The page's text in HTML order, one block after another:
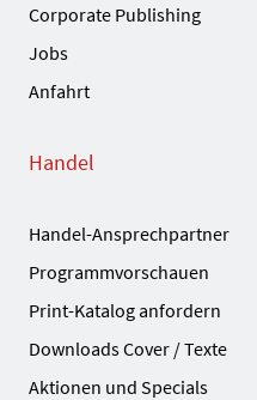
Corporate Publishing
Jobs
Anfahrt
Handel
Handel-Ansprechpartner
Programmvorschauen
Print-Katalog anfordern
Downloads Cover / Texte
Aktionen und Specials